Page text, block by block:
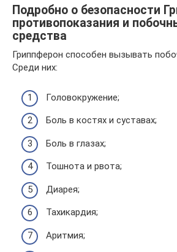
Подробно о безопасности
противопоказания и
средства
Гриппферон способен вызывать
Среди них:
Головокружение;
Боль в костях и суставах;
Боль в глазах;
Тошнота и рвота;
Диарея;
Тахикардия;
Аритмия;